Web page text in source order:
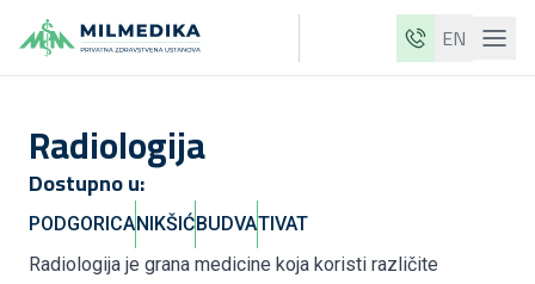
EN
Naše klinike
Usluge
Ljekari
Radiologija
Dostupno u:
PODGORICANIKŠIĆBUDVATIVAT
Radiologija je grana medicine koja koristi različite